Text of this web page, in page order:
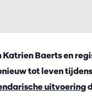
Baerts en
tot leven
uitvoering